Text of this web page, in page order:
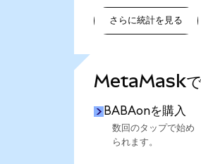
さらに統計を見る
MetaMaskで
BABAonを購入
数回のタップで始め
られます。